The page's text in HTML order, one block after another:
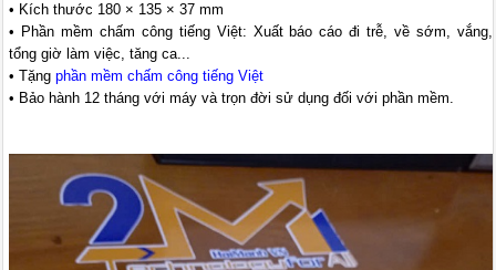
• Kích thước 180 × 135 × 37 mm
• Phần mềm chấm công tiếng Việt: Xuất báo cáo đi trễ, về sớm, vắng,
tổng giờ làm việc, tăng ca...
•Tặngphần mềm chấm công tiếng Việt
• Bảo hành 12 tháng với máy và trọn đời sử dụng đối với phần mềm.